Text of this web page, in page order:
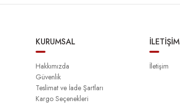
KURUMSAL
Hakkımızda
Güvenlik
Teslimat ve İade Şartları
Kargo Seçenekleri
İLETİŞİM
İletişim